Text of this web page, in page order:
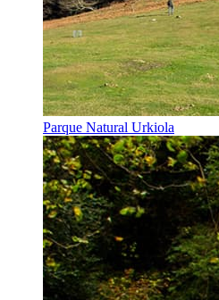
Parque Natural Urkiola